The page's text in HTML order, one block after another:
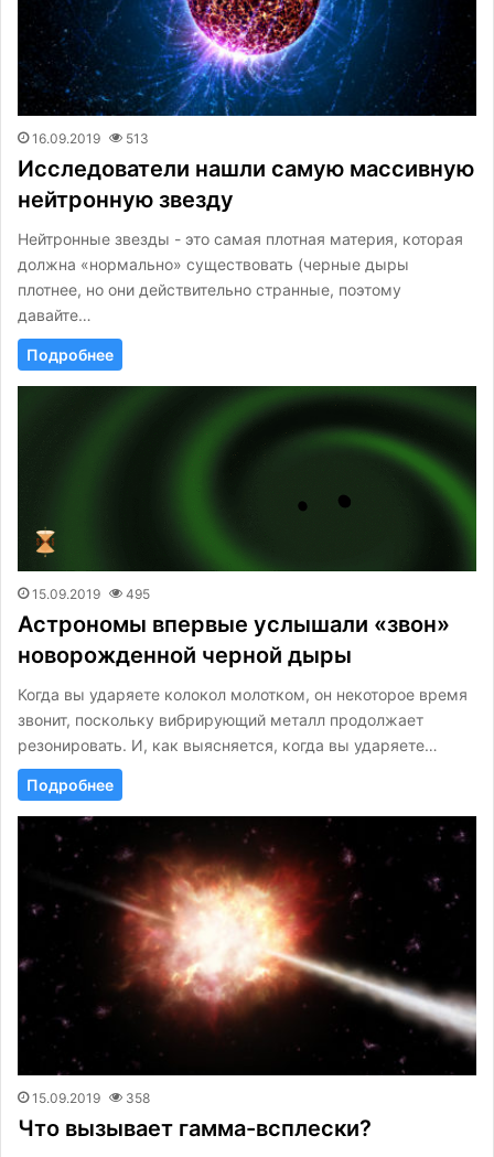
16.09.2019 513
Исследователи нашли самую массивную
нейтронную звезду
Нейтронные звезды - это самая плотная материя, которая
должна «нормально» существовать (черные дыры
плотнее, но они действительно странные, поэтому
давайте…
Подробнее
15.09.2019 495
Астрономы впервые услышали «звон»
новорожденной черной дыры
Когда вы ударяете колокол молотком, он некоторое время
звонит, поскольку вибрирующий металл продолжает
резонировать. И, как выясняется, когда вы ударяете…
Подробнее
15.09.2019 358
Что вызывает гамма-всплески?